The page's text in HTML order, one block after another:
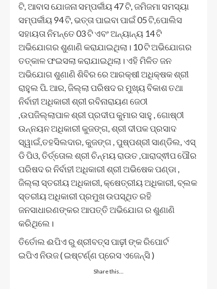
ଟି, ଆବାସ ଯୋଜନା ସମ୍ପର୍କୀୟ 47 ଟି, ଜମିଜମା ସମସ୍ୟା
ସମ୍ପର୍କୀୟ 94 ଟି, ଭତ୍ତା ପାଇବା ପାଇଁ 05 ଟି,ପୋଲିସ
ସହାୟତା ନିମନ୍ତେ 03 ଟି ଏବଂ ଅନ୍ୟାନ୍ୟ 14 ଟି
ଅଭିଯୋଗର ଶୁଣାଣି କରାଯାଇଥିଲା। 10 ଟି ଅଭିଯୋଗର
ତତ୍କାଳ ଫଇସଲା କରାଯାଇଥିଲା। ଏହି ମିଳିତ ଜନ
ଅଭିଯୋଗ ଶୁଣାଣି ଶିବିର ରେ ଆରକ୍ଷୀ ଅଧିକ୍ଷକ ଶ୍ରୀ
ରାହୁଲ ପି. ଆର, ଜିଲ୍ଲା ପରିଷଦ ର ମୁଖ୍ୟ ବିକାଶ ତଥା
ନିର୍ବାହୀ ଅଧିକାରୀ ଶ୍ରୀ ରବିନାରାୟଣ ଜେଠୀ
,ଉପଜିଲ୍ଲାପାଳ ଶ୍ରୀ ପ୍ରଦୀପ କୁମାର ସାହୁ , ଗୋଷ୍ଠୀ
ଉନ୍ନୟନ ଅଧିକାରୀ କୁଜଙ୍ଗ, ଶ୍ରୀ ଦୀପକ ପ୍ରସାଦ
ସ୍ୱାଇଁ,ତହସିଲଦାର, କୁଜଙ୍ଗ , ପୁଷ୍ପଶ୍ରୀ ସାଣ୍ଡିଲ, ଏସ୍
ଡି ପିଓ, ତିର୍ତ୍ତୋଲ ଶ୍ରୀ ଚିନ୍ମୟ ରାଉତ ,ପାରାଦ୍ଵୀପ ପୌର
ପରିଷଦ ର ନିର୍ବାହୀ ଅଧିକାରୀ ଶ୍ରୀ ଅଭିଷେକ ପଣ୍ଡା ,
ଜିଲ୍ଲା ସ୍ତରୀୟ ଅଧିକାରୀ, କ୍ଷେତ୍ରୀୟ ଅଧିକାରୀ, ବ୍ଲକ
ସ୍ତରୀୟ ଅଧିକାରୀ ପ୍ରମୁଖ ଉପସ୍ଥିତ ରହି
ଜନସାଧାରଣଙ୍କର ଆପତ୍ତି ଅଭିଯୋଗ ର ଶୁଣାଣି
କରିଥିଲେ।
ତିର୍ତୋଲ ଈପିଏ ରୁ ଶ୍ରୀବତ୍ସ ପାଢ଼ୀ ଙ୍କ ରିପୋର୍ଟ
ଇପିଏ ନିଉଜ ( ଇଷ୍ଟର୍ଣ୍ଣ ପ୍ରେସ ଏଜେନ୍ସି )
Share this…